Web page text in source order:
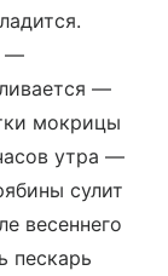
—
—
мокрицы
утра —
сулит
весеннего
пескарь